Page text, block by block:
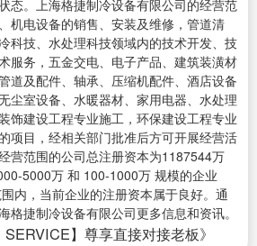
态。上海格捷制冷设备有限公司的经营范
机电设备的销售、安装及维修，管道清
科技、水处理科技领域内的技术开发、技
服务，五金交电、电子产品、建筑装潢材
道及配件、轴承、压缩机配件、酒店设备
尘室设备、水暖器材、家用电器、水处理
饰建设工程专业施工，环保建设工程专业
项目，经相关部门批准后方可开展经营活
营范围的公司总注册资本为1187544万
5000万 和 100-1000万 规模的企业
内，当前企业的注册资本属于良好。通
格捷制冷设备有限公司更多信息和资讯。
SERVICE】尊享直接对接老板》